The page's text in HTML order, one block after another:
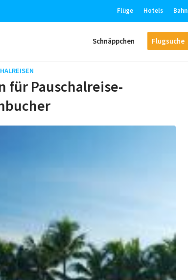
Flüge Hotels Bahn
Schnäppchen Flugsuche
für Pauschalreise-